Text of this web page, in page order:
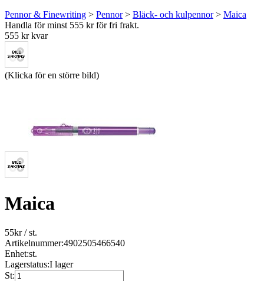
Pennor & Finewriting > Pennor> Bläck- och kulpennor> Maica
Handla för minst 555 kr för fri frakt.
555 kr kvar
(Klicka för en större bild)
Maica
55kr/ st.
Artikelnummer:4902505466540
Enhet:st.
Lagerstatus:I lager
St: